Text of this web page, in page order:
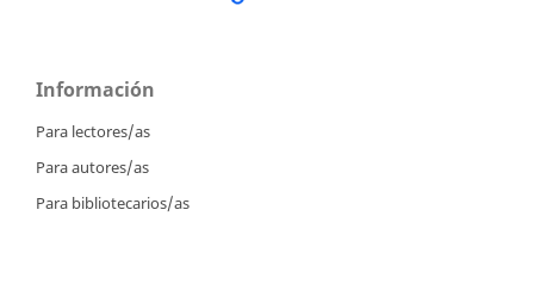
Información
Para lectores/as
Para autores/as
Para bibliotecarios/as